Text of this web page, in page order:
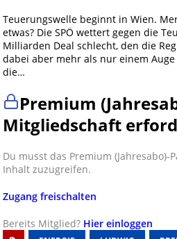
Teuerungswelle beginnt in Wien.
etwas? Die SPÖ wettert gegen die
Milliarden Deal schlecht, den die
dabei aber mehr als nur einem
die…
Premium
Mitgliedschaft
Du musst das Premium (Jahresabo)-
Inhalt zuzugreifen.
Zugang freischalten
Bereits Mitglied? Hier einloggen